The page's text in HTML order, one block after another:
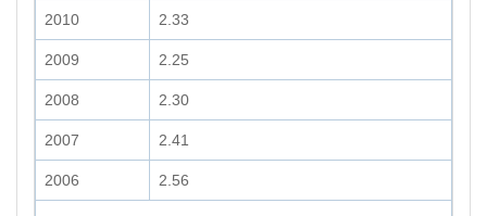
2010 2.33
2009 2.25
2008 2.30
2007 2.41
2006 2.56